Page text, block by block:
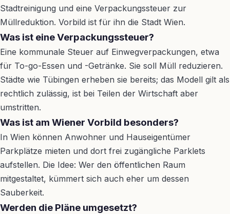
Stadtreinigung und eine Verpackungssteuer zur
Müllreduktion. Vorbild ist für ihn die Stadt Wien.
Was ist eine Verpackungssteuer?
Eine kommunale Steuer auf Einwegverpackungen, etwa
für To-go-Essen und -Getränke. Sie soll Müll reduzieren.
Städte wie Tübingen erheben sie bereits; das Modell gilt als
rechtlich zulässig, ist bei Teilen der Wirtschaft aber
umstritten.
Was ist am Wiener Vorbild besonders?
In Wien können Anwohner und Hauseigentümer
Parkplätze mieten und dort frei zugängliche Parklets
aufstellen. Die Idee: Wer den öffentlichen Raum
mitgestaltet, kümmert sich auch eher um dessen
Sauberkeit.
Werden die Pläne umgesetzt?